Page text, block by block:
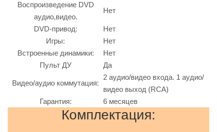
Воcпроизведение DVD
аудио,видео.
Нет
DVD-привод:
Нет
Игры:
Нет
Встроенные динамики:
Нет
Пульт ДУ
Да
Видео/аудио коммутация:
2 аудио/видео входа. 1 аудио/
видео выход (RCA)
Гарантия:
6 месяцев
Комплектация: